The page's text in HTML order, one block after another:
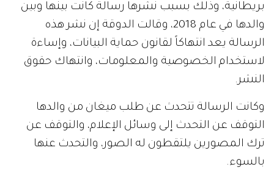
بريطانية، وذلك بسبب نشرها رسالة كانت بينها وبين
والدها في عام 2018، وقالت الدوقة إن نشر هذه
الرسالة يعد انتهاكاً لقانون حماية البيانات، وإساءة
لاستخدام الخصوصية والمعلومات، وانتهاك حقوق
النشر.
وكانت الرسالة تتحدث عن طلب ميغان من والدها
التوقف عن التحدث إلى وسائل الإعلام، والتوقف عن
ترك المصورين يلتقطون له الصور، والتحدث عنها
بالسوء.